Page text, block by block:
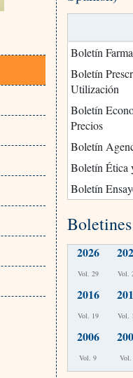
Boletín
Boletín
Utilización
Boletín
Precios
Boletín
Boletín Ética
Boletín
2026
Vol. 29 Vol.
2016
Vol. 19 Vol.
2006
Vol. 9 Vol.